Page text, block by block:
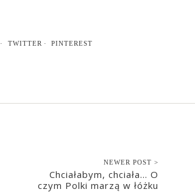
TWITTER PINTEREST
NEWER POST >
Chciałabym, chciała… O
czym Polki marzą w łóżku